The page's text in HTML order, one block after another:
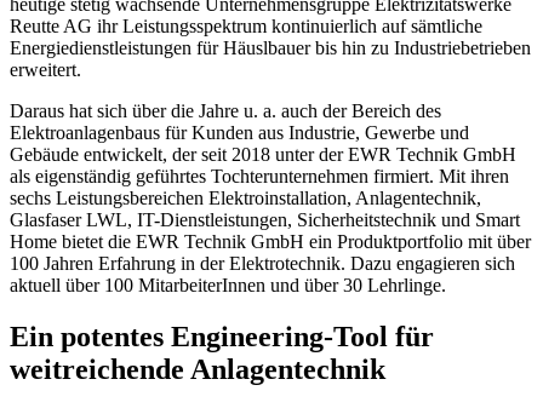
Reutte AG ihr Leistungsspektrum kontinuierlich auf sämtliche
Energiedienstleistungen für Häuslbauer bis hin zu Industriebetrieben
erweitert.
Daraus hat sich über die Jahre u. a. auch der Bereich des
Elektroanlagenbaus für Kunden aus Industrie, Gewerbe und
Gebäude entwickelt, der seit 2018 unter der EWR Technik GmbH
als eigenständig geführtes Tochterunternehmen firmiert. Mit ihren
sechs Leistungsbereichen Elektroinstallation, Anlagentechnik,
Glasfaser LWL, IT-Dienstleistungen, Sicherheitstechnik und Smart
Home bietet die EWR Technik GmbH ein Produktportfolio mit über
100 Jahren Erfahrung in der Elektrotechnik. Dazu engagieren sich
aktuell über 100 MitarbeiterInnen und über 30 Lehrlinge.
Ein potentes Engineering-Tool für
weitreichende Anlagentechnik